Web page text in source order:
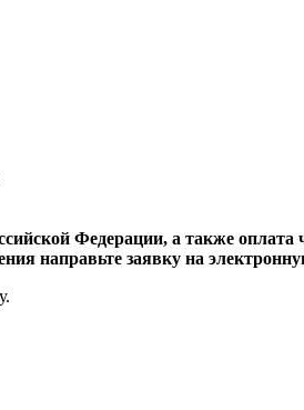
Федерации, а также оплата
направьте заявку на